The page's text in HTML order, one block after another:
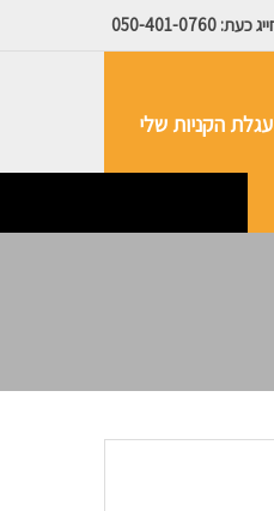
עגלת הקניות שלי